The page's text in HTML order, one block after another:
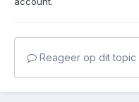
Reageer op dit topic